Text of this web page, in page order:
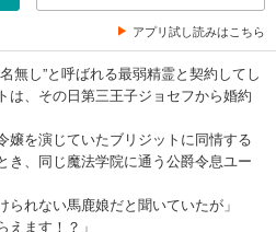
アプリ試し読みはこちら
無し”と呼ばれる最弱精霊と契約してし
は、その日第三王子ジョセフから婚約
嬢を演じていたブリジットに同情する
、同じ魔法学院に通う公爵令息ユー
られない馬鹿娘だと聞いていたが」
えます！？」